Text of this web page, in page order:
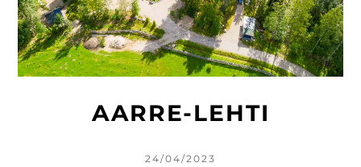
AARRE-LEHTI
KIRJOITETTU
24/04/2023